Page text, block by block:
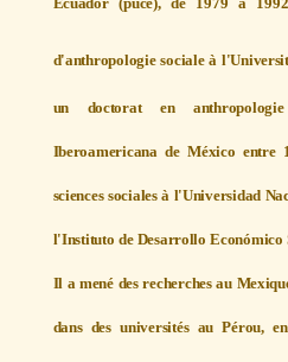
d'anthropologie sociale à
un doctorat en
Iberoamericana de México entre
sciences sociales à l'Universidad
l'Instituto de Desarrollo Económico
Il a mené des recherches au
dans des universités au Pérou,